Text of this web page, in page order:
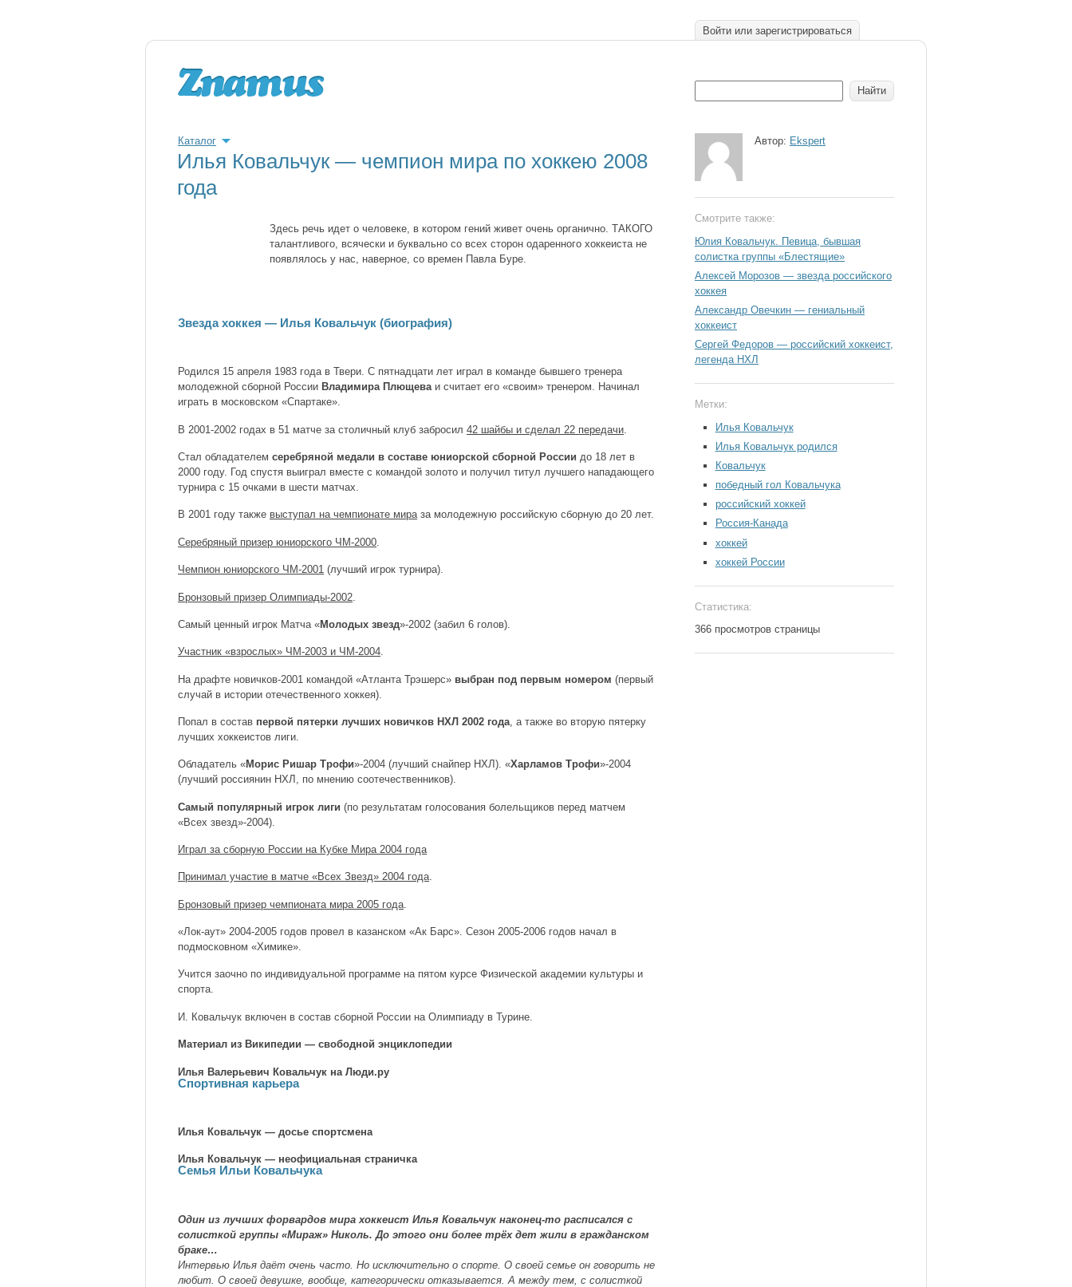
Войти или зарегистрироваться
Каталог
Илья Ковальчук — чемпион мира по хоккею 2008
года
Здесь речь идет о человеке, в котором гений живет очень органично. ТАКОГО
талантливого, всячески и буквально со всех сторон одаренного хоккеиста не
появлялось у нас, наверное, со времен Павла Буре.
Звезда хоккея — Илья Ковальчук (биография)
Родился 15 апреля 1983 года в Твери. С пятнадцати лет играл в команде бывшего тренера
молодежной сборной России Владимира Плющеваи считает его «своим» тренером. Начинал
играть в московском «Спартаке».
В 2001-2002 годах в 51 матче за столичный клуб забросил 42 шайбы и сделал 22 передачи
Стал обладателем серебряной медали в составе юниорской сборной России до 18 лет в
2000 году. Год спустя выиграл вместе с командой золото и получил титул лучшего нападающего
турнира с 15 очками в шести матчах.
В 2001 году также выступал на чемпионате мираза молодежную российскую сборную до 20 лет.
Серебряный призер юниорского ЧМ-2000
Чемпион юниорского ЧМ-2001 (лучший игрок турнира).
Бронзовый призер Олимпиады-2002
Самый ценный игрок Матча «Молодых звезд»-2002 (забил 6 голов).
Участник «взрослых» ЧМ-2003 и ЧМ-2004.
На драфте новичков-2001 командой «Атланта Трэшерс» выбран под первым номером (первый
случай в истории отечественного хоккея).
Попал в состав первой пятерки лучших новичков НХЛ 2002 года , а также во вторую пятерку
лучших хоккеистов лиги.
Обладатель «Морис Ришар Трофи»-2004 (лучший снайпер НХЛ). «Харламов Трофи»-2004
(лучший россиянин НХЛ, по мнению соотечественников).
Самый популярный игрок лиги (по результатам голосования болельщиков перед матчем
«Всех звезд»-2004).
Играл за сборную России на Кубке Мира 2004 года
Принимал участие в матче «Всех Звезд» 2004 года.
Бронзовый призер чемпионата мира 2005 года
«Лок-аут» 2004-2005 годов провел в казанском «Ак Барс». Сезон 2005-2006 годов начал в
подмосковном «Химике».
Учится заочно по индивидуальной программе на пятом курсе Физической академии культуры и
спорта.
И. Ковальчук включен в состав сборной России на Олимпиаду в Турине.
Материал из Википедии — свободной энциклопедии
Илья Валерьевич Ковальчук на Люди.ру
Спортивная карьера
Илья Ковальчук — досье спортсмена
Илья Ковальчук — неофициальная страничка
Семья Ильи Ковальчука
Один из лучших форвардов мира хоккеист Илья Ковальчук наконец-то расписался с
солисткой группы «Мираж» Николь. До этого они более трёх дет жили в гражданском
браке…
Интервью Илья даёт очень часто. Но исключительно о спорте. О своей семье он говорить не
любит. О своей девушке, вообще, категорически отказывается. А между тем, с солисткой
Автор: Ekspert
Смотрите также:
Юлия Ковальчук. Певица, бывшая
солистка группы «Блестящие»
Алексей Морозов — звезда российского
хоккея
Александр Овечкин — гениальный
хоккеист
Сергей Федоров — российский хоккеист,
легенда НХЛ
Метки:
Илья Ковальчук
Илья Ковальчук родился
Ковальчук
победный гол Ковальчука
российский хоккей
Россия-Канада
хоккей
хоккей России
Статистика:
366 просмотров страницы